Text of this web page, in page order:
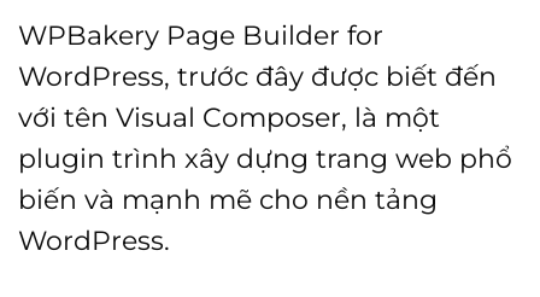
WPBakery Page Builder for
WordPress, trước đây được biết đến
với tên Visual Composer, là một
plugin trình xây dựng trang web phổ
biến và mạnh mẽ cho nền tảng
WordPress.